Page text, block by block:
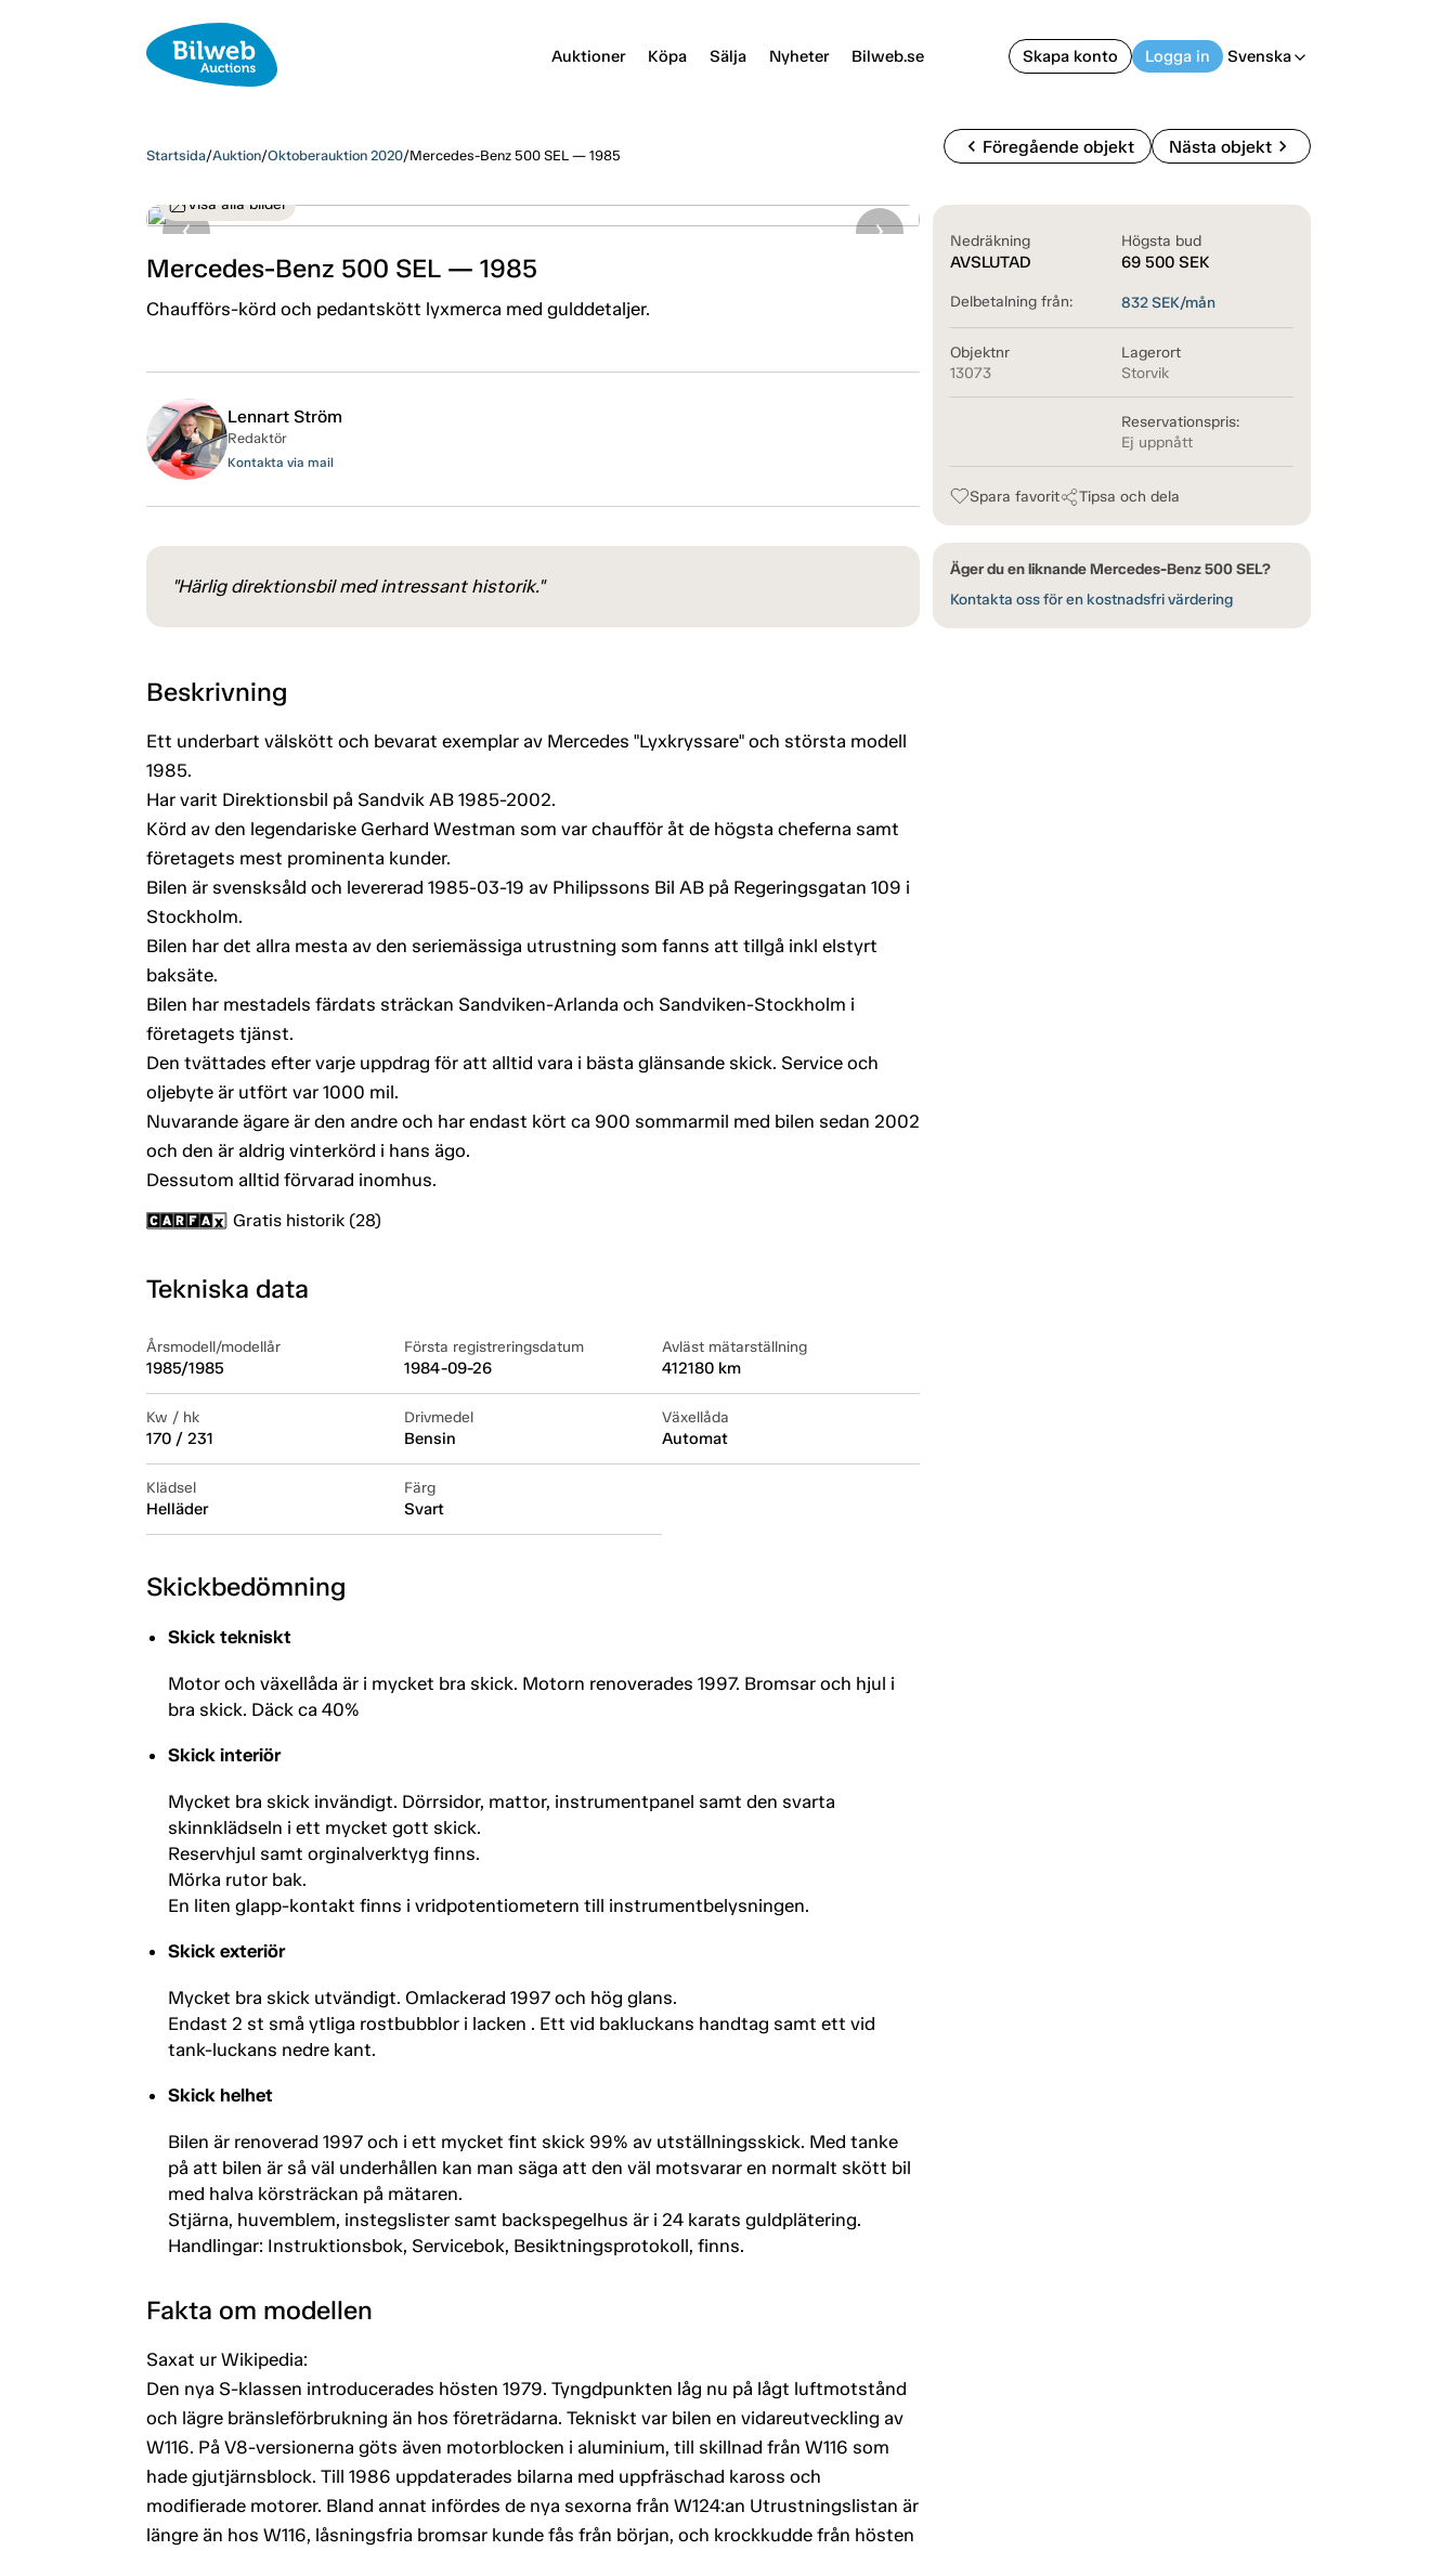
Auktioner Köpa Sälja Nyheter Bilweb.se Skapa konto Logga in Svenska arrow_back_ios
Startsida/Auktion/Oktoberauktion 2020/Mercedes-Benz 500 SEL — 1985 chevron_left Föregående objekt Nästa objektchevron_right
Visa alla bilder
Mercedes-Benz 500 SEL — 1985
Chaufförs-körd och pedantskött lyxmerca med gulddetaljer.
Nedräkning
AVSLUTAD
Högsta bud
69 500 SEK
Delbetalning från: 832SEK/mån
Objektnr
13073
Lagerort
Storvik
Reservationspris:
Ej uppnått
Spara favorit Tipsa och dela
Äger du en liknande Mercedes-Benz 500 SEL?
Kontakta oss för en kostnadsfri värdering
Lennart Ström
Redaktör
Kontakta via mail
"Härlig direktionsbil med intressant historik."
Beskrivning
Ett underbart välskött och bevarat exemplar av Mercedes "Lyxkryssare" och största modell
1985.
Har varit Direktionsbil på Sandvik AB 1985-2002.
Körd av den legendariske Gerhard Westman som var chaufför åt de högsta cheferna samt
företagets mest prominenta kunder.
Bilen är svensksåld och levererad 1985-03-19 av Philipssons Bil AB på Regeringsgatan 109 i
Stockholm.
Bilen har det allra mesta av den seriemässiga utrustning som fanns att tillgå inkl elstyrt
baksäte.
Bilen har mestadels färdats sträckan Sandviken-Arlanda och Sandviken-Stockholm i
företagets tjänst.
Den tvättades efter varje uppdrag för att alltid vara i bästa glänsande skick. Service och
oljebyte är utfört var 1000 mil.
Nuvarande ägare är den andre och har endast kört ca 900 sommarmil med bilen sedan 2002
och den är aldrig vinterkörd i hans ägo.
Dessutom alltid förvarad inomhus.
Gratis historik (28)
Tekniska data
Årsmodell/modellår
1985/1985
Första registreringsdatum
1984-09-26
Avläst mätarställning
412180 km
Kw / hk
170 / 231
Drivmedel
Bensin
Växellåda
Automat
Klädsel
Helläder
Färg
Svart
Skickbedömning
Skick tekniskt
Motor och växellåda är i mycket bra skick. Motorn renoverades 1997. Bromsar och hjul i
bra skick. Däck ca 40%
Skick interiör
Mycket bra skick invändigt. Dörrsidor, mattor, instrumentpanel samt den svarta
skinnklädseln i ett mycket gott skick.
Reservhjul samt orginalverktyg finns.
Mörka rutor bak.
En liten glapp-kontakt finns i vridpotentiometern till instrumentbelysningen.
Skick exteriör
Mycket bra skick utvändigt. Omlackerad 1997 och hög glans.
Endast 2 st små ytliga rostbubblor i lacken . Ett vid bakluckans handtag samt ett vid
tank-luckans nedre kant.
Skick helhet
Bilen är renoverad 1997 och i ett mycket fint skick 99% av utställningsskick. Med tanke
på att bilen är så väl underhållen kan man säga att den väl motsvarar en normalt skött bil
med halva körsträckan på mätaren.
Stjärna, huvemblem, instegslister samt backspegelhus är i 24 karats guldplätering.
Handlingar: Instruktionsbok, Servicebok, Besiktningsprotokoll, finns.
Fakta om modellen
Saxat ur Wikipedia:
Den nya S-klassen introducerades hösten 1979. Tyngdpunkten låg nu på lågt luftmotstånd
och lägre bränsleförbrukning än hos företrädarna. Tekniskt var bilen en vidareutveckling av
W116. På V8-versionerna göts även motorblocken i aluminium, till skillnad från W116 som
hade gjutjärnsblock. Till 1986 uppdaterades bilarna med uppfräschad kaross och
modifierade motorer. Bland annat infördes de nya sexorna från W124:an Utrustningslistan är
längre än hos W116, låsningsfria bromsar kunde fås från början, och krockkudde från hösten